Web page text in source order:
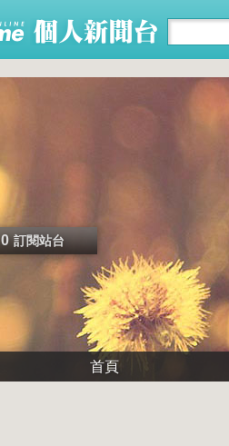
0 訂閱站台
首頁